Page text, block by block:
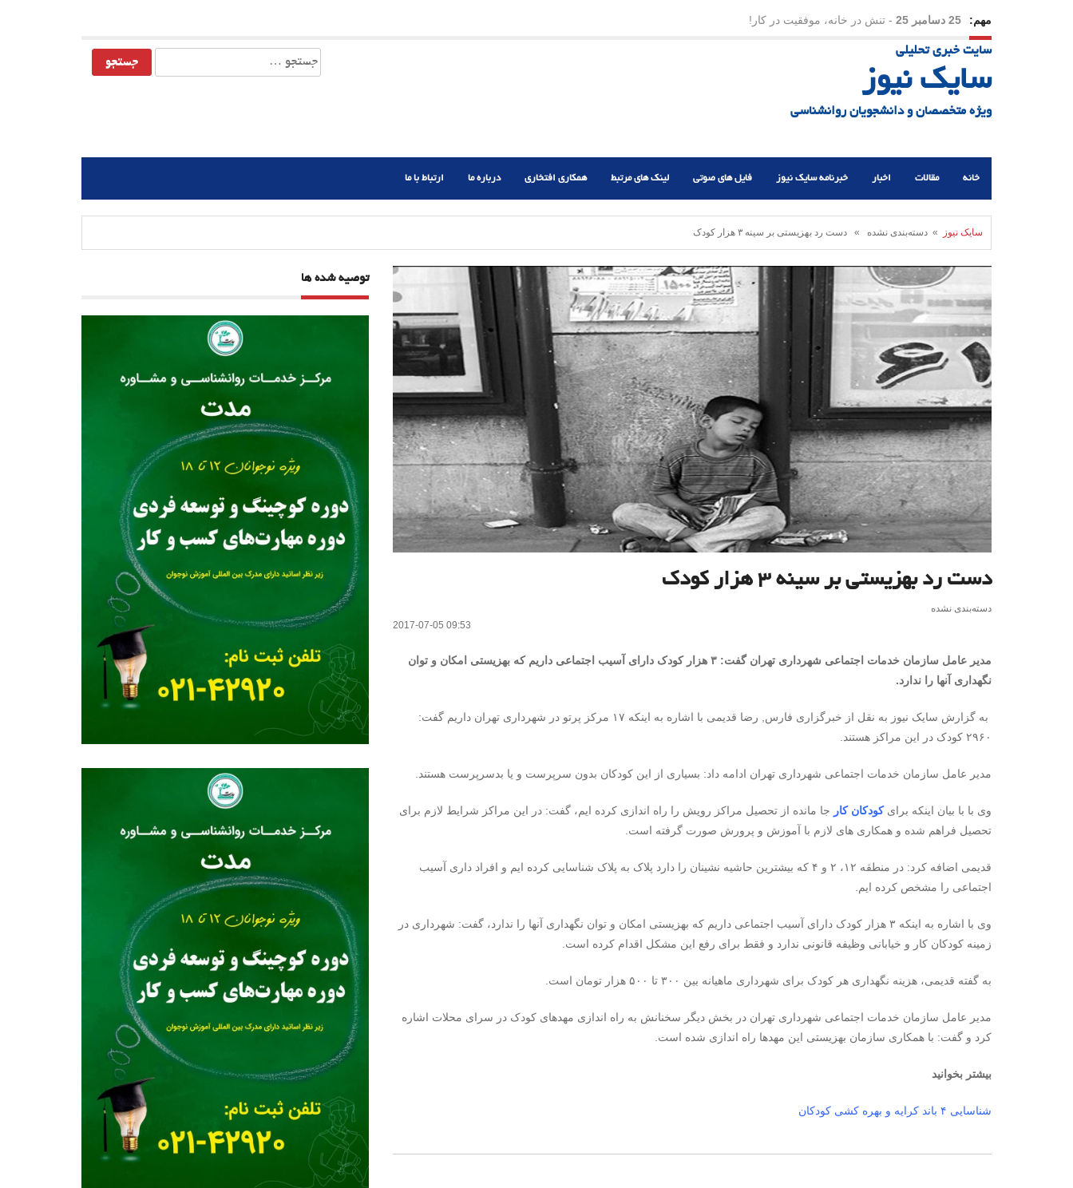
مهم: 23 دسامبر 25 - چرا اراده می‌کنیم ولی شکست می‌خوریم؟
21 دسامبر 25
سایت خبری تحلیلی
سایک نیوز
ویژه متخصصان و دانشجویان روانشناسی
جستجو
برای:
خانه مقالات اخبار خبرنامه سایک نیوز فایل های صوتی لینک های مرتبط همکاری افتخاری درباره ما ارتباط با ما
سایک نیوز » دسته‌بندی نشده » دست رد بهزیستی بر سینه ۳ هزار کودک
دست رد بهزیستی بر سینه ۳ هزار کودک
دسته‌بندی نشده
2017-07-05 09:53
مدیر عامل سازمان خدمات اجتماعی شهرداری تهران گفت: ۳ هزار کودک دارای آسیب اجتماعی داریم که بهزیستی امکان و توان
نگهداری آنها را ندارد.
به گزارش سایک نیوز به نقل از خبرگزاری فارس, رضا قدیمی با اشاره به اینکه ۱۷ مرکز پرتو در شهرداری تهران داریم گفت:
۲۹۶۰ کودک در این مراکز هستند.
مدیر عامل سازمان خدمات اجتماعی شهرداری تهران ادامه داد: بسیاری از این کودکان بدون سرپرست و یا بدسرپرست هستند.
وی با با بیان اینکه برای کودکان کار جا مانده از تحصیل مراکز رویش را راه اندازی کرده ایم، گفت: در این مراکز شرایط لازم برای
تحصیل فراهم شده و همکاری های لازم با آموزش و پرورش صورت گرفته است.
قدیمی اضافه کرد: در منطقه ۱۲، ۲ و ۴ که بیشترین حاشیه نشینان را دارد پلاک به پلاک شناسایی کرده ایم و افراد داری آسیب
اجتماعی را مشخص کرده ایم.
وی با اشاره به اینکه ۳ هزار کودک دارای آسیب اجتماعی داریم که بهزیستی امکان و توان نگهداری آنها را ندارد، گفت: شهرداری در
زمینه کودکان کار و خیابانی وظیفه قانونی ندارد و فقط برای رفع این مشکل اقدام کرده است.
به گفته قدیمی، هزینه نگهداری هر کودک برای شهرداری ماهیانه بین ۳۰۰ تا ۵۰۰ هزار تومان است.
مدیر عامل سازمان خدمات اجتماعی شهرداری تهران در بخش دیگر سخنانش به راه اندازی مهدهای کودک در سرای محلات اشاره
کرد و گفت: با همکاری سازمان بهزیستی این مهدها راه اندازی شده است.
بیشتر بخوانید
شناسایی ۴ باند کرایه و بهره کشی کودکان
توصیه شده ها